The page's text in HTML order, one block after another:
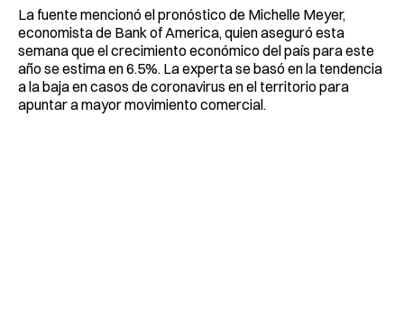
La fuente mencionó el pronóstico de Michelle Meyer,
economista de Bank of America, quien aseguró esta
semana que el crecimiento económico del país para este
año se estima en 6.5%. La experta se basó en la tendencia
a la baja en casos de coronavirus en el territorio para
apuntar a mayor movimiento comercial.